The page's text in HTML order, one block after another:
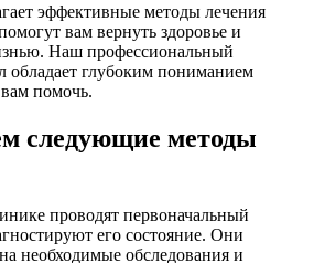
эффективные методы лечения
вам вернуть здоровье и
Наш профессиональный
обладает глубоким пониманием
помочь.
следующие методы
проводят первоначальный
его состояние. Они
необходимые обследования и